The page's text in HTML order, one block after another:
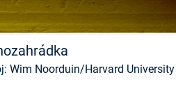
Wim Noorduin/Harvard University